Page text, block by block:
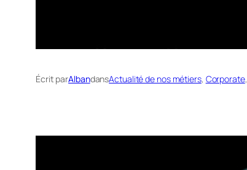
Écrit parAlbandansActualité de nos métiers, Corporate,